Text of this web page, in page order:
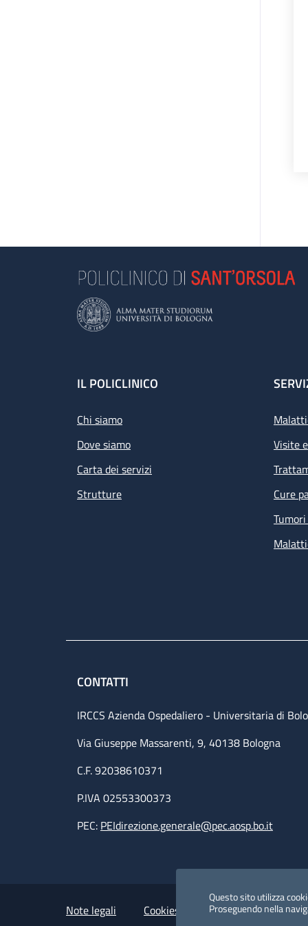
Questo sito utilizza
Proseguendo nella
Footer
IL POLICLINICO
Chi siamo
Dove siamo
Carta dei servizi
Strutture
Visite
Cure
CONTATTI
IRCCS Azienda Ospedaliero - Universitaria di
Via Giuseppe Massarenti, 9, 40138 Bologna
C.F. 92038610371
P.IVA 02553300373
PEC: PEIdirezione.generale@pec.aosp.bo.it
Small prints
Useful links section
Note legali Cookies Policy Policy privacy